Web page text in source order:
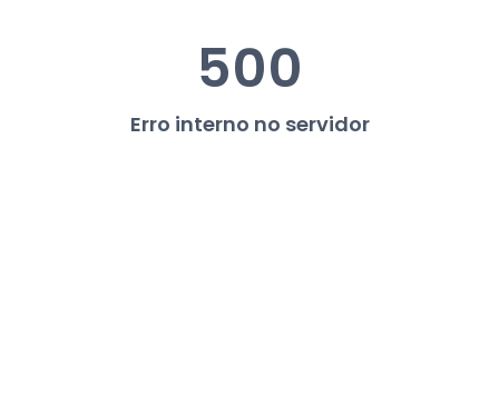
500
Erro interno no servidor